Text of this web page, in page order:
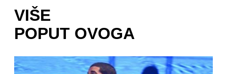
VIŠE
POPUT OVOGA